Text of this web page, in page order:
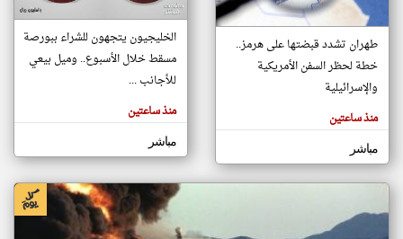
تغيير الدولة
مصادر الأخبار من سلطنة عُمان
اخبار سلطنة عُمان على مدار الساعة
أهم اخبار سلطنة عُمان العاجلة والمباشرة
المقالات
هنا عن
وجهة
نظر
كاتبيها.
طهران تشدد قبضتها على هرمز..
خطة لحظر السفن الأمريكية
والإسرائيلية
منذ ساعتين
مباشر
الخليجيون يتجهون للشراء ببورصة
مسقط خلال الأسبوع.. وميل بيعي
للأجانب ...
منذ ساعتين
مباشر
klyoum.com